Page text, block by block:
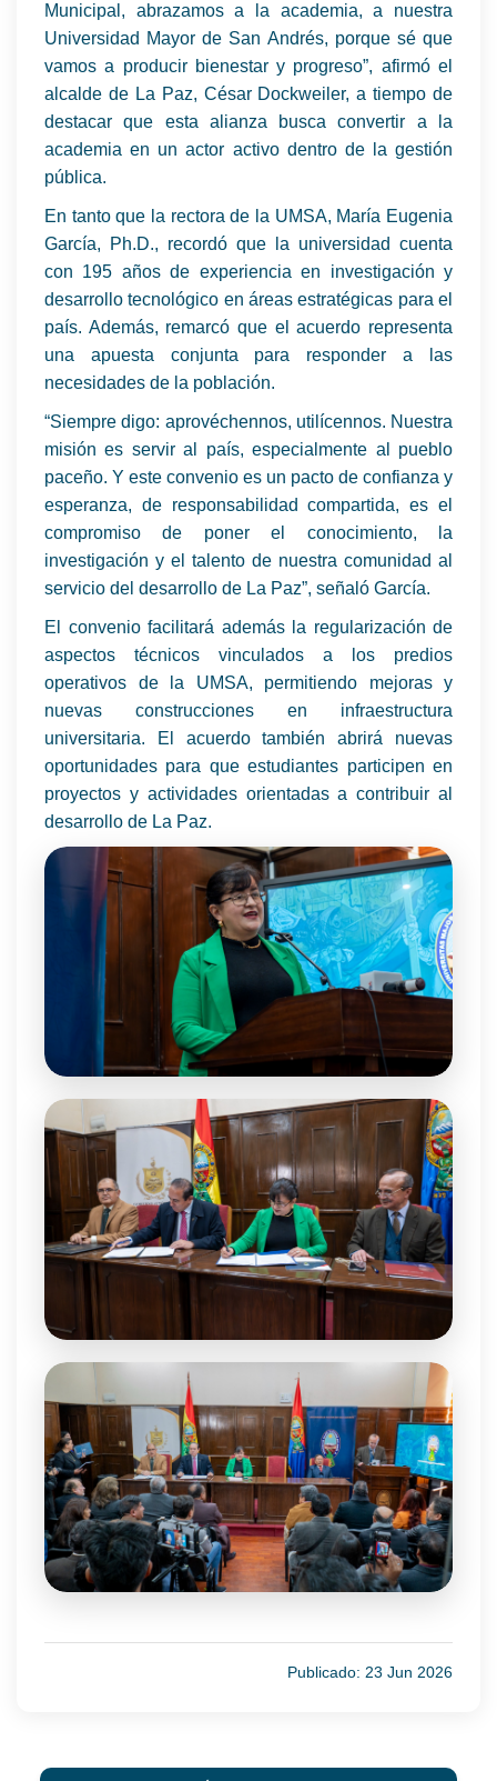
Municipal, abrazamos a la academia, a nuestra
Universidad Mayor de San Andrés, porque sé que
vamos a producir bienestar y progreso”, afirmó el
alcalde de La Paz, César Dockweiler, a tiempo de
destacar que esta alianza busca convertir a la
academia en un actor activo dentro de la gestión
pública.
En tanto que la rectora de la UMSA, María Eugenia
García, Ph.D., recordó que la universidad cuenta
con 195 años de experiencia en investigación y
desarrollo tecnológico en áreas estratégicas para el
país. Además, remarcó que el acuerdo representa
una apuesta conjunta para responder a las
necesidades de la población.
“Siempre digo: aprovéchennos, utilícennos. Nuestra
misión es servir al país, especialmente al pueblo
paceño. Y este convenio es un pacto de confianza y
esperanza, de responsabilidad compartida, es el
compromiso de poner el conocimiento, la
investigación y el talento de nuestra comunidad al
servicio del desarrollo de La Paz”, señaló García.
El convenio facilitará además la regularización de
aspectos técnicos vinculados a los predios
operativos de la UMSA, permitiendo mejoras y
nuevas construcciones en infraestructura
universitaria. El acuerdo también abrirá nuevas
oportunidades para que estudiantes participen en
proyectos y actividades orientadas a contribuir al
desarrollo de La Paz.
Publicado: 23 Jun 2026